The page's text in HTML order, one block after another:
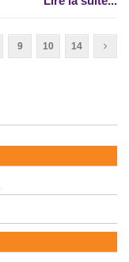
9 10 14